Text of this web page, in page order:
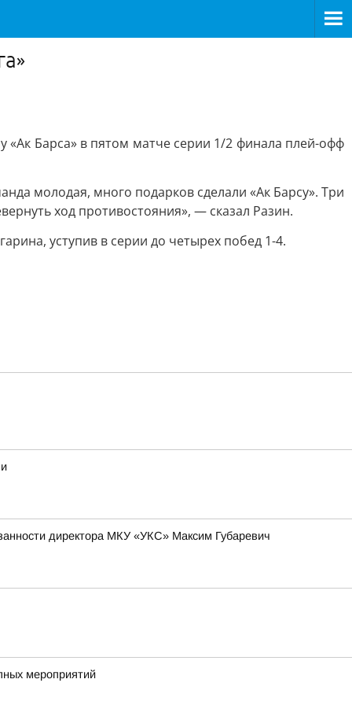
«Ак Барса» в пятом матче серии 1/2 финала плей-офф
молодая, много подарков сделали «Ак Барсу». Три
ход противостояния», — сказал Разин.
уступив в серии до четырех побед 1-4.
директора МКУ «УКС» Максим Губаревич
мероприятий